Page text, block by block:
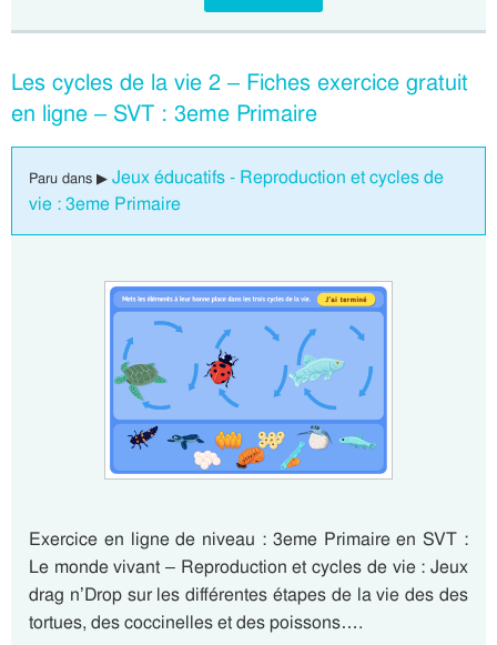
Les cycles de la vie 2 – Fiches exercice gratuit
en ligne – SVT : 3eme Primaire
Paru dans ▶ Jeux éducatifs - Reproduction et cycles de
vie : 3eme Primaire
Exercice en ligne de niveau : 3eme Primaire en SVT :
Le monde vivant – Reproduction et cycles de vie : Jeux
drag n’Drop sur les différentes étapes de la vie des des
tortues, des coccinelles et des poissons….